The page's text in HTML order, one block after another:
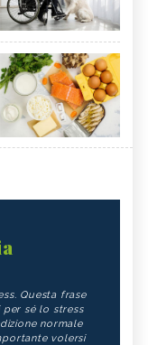
Questa frase
sé lo stress
normale
volersi